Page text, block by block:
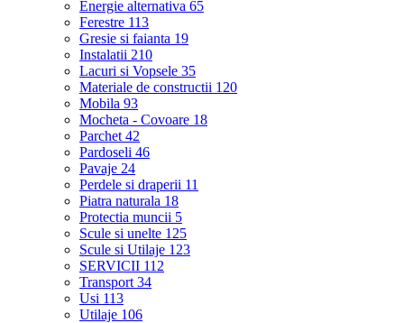
Energie alternativa 65
Ferestre 113
Gresie si faianta 19
Instalatii 210
Lacuri si Vopsele 35
Materiale de constructii 120
Mobila 93
Mocheta - Covoare 18
Parchet 42
Pardoseli 46
Pavaje 24
Perdele si draperii 11
Piatra naturala 18
Protectia muncii 5
Scule si unelte 125
Scule si Utilaje 123
SERVICII 112
Transport 34
Usi 113
Utilaje 106